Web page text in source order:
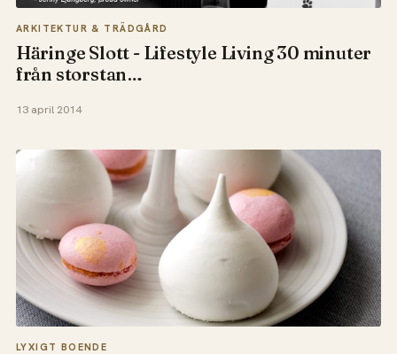
ARKITEKTUR & TRÄDGÅRD
Häringe Slott - Lifestyle Living 30 minuter
från storstan…
13 april 2014
LYXIGT BOENDE